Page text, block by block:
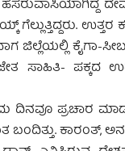
ಗೆಲ್ಲುತ್ತಿದ್ದರು.
ಜಿಲ್ಲೆಯಲ್ಲಿ ಕೈಗಾ-
ಸಾಹಿತಿ- ಪಕ್ಕದ
ದಿನವೂ ಪ್ರಚಾರ
ಕಾರಂತ್,